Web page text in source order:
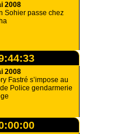
2008
Sohier passe chez
2008
Fastré s’impose au
Police gendarmerie